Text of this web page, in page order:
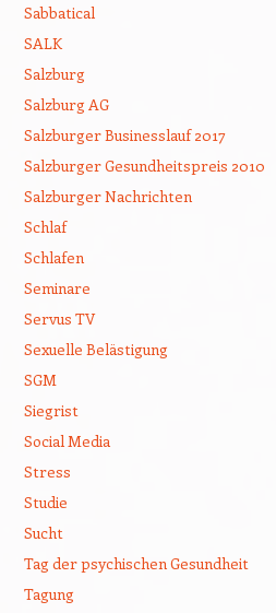
Sabbatical
SALK
Salzburg
Salzburg AG
Salzburger Businesslauf 2017
Salzburger Gesundheitspreis 2010
Salzburger Nachrichten
Schlaf
Schlafen
Seminare
Servus TV
Sexuelle Belästigung
SGM
Siegrist
Social Media
Stress
Studie
Sucht
Tag der psychischen Gesundheit
Tagung